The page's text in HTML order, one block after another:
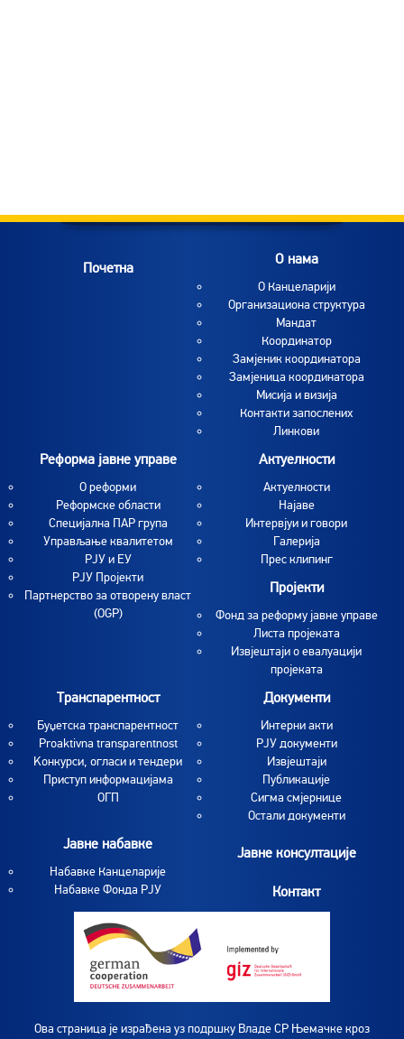
Почетна O нама
O Канцеларији
Организациона структура
Мандат
Координатор
Замјеник координатора
Замјеница координатора
Мисија и визија
Контакти запослених
Линкови
Реформа јавне управе
О реформи
Реформске области
Специјална ПАР група
Управљање квалитетом
РЈУ и ЕУ
РЈУ Пројекти
Партнерство за отворену власт
(OGP)
Актуелности
Aктуелности
Најаве
Интервјуи и говори
Галерија
Прес клипинг
Пројекти
Фонд за реформу јавне управе
Листа пројеката
Извјештаји о евалуацији
пројеката
Транспарентност
Буџетска транспарентност
Proaktivna transparentnost
Koнкурси, огласи и тендери
Приступ информацијама
ОГП
Документи
Интерни акти
РЈУ документи
Извјештаји
Публикације
Сигма смјернице
Остали документи
Јавне набавке
Набавке Канцеларије
Набавке Фонда РЈУ
Јавне консултације
Контакт
Ова страница је израђена уз подршку Владе СР Њемачке кроз